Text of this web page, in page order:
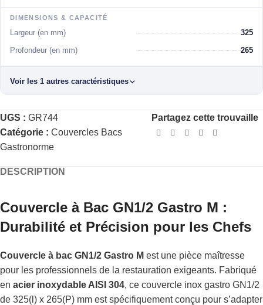
DIMENSIONS & CAPACITÉ
Largeur (en mm) 325
Profondeur (en mm) 265
Voir les 1 autres caractéristiques
UGS : GR744
Catégorie : Couvercles Bacs
Gastronorme
Partagez cette trouvaille
DESCRIPTION
Couvercle à Bac GN1/2 Gastro M :
Durabilité et Précision pour les Chefs
Couvercle à bac GN1/2 Gastro M est une pièce maîtresse
pour les professionnels de la restauration exigeants. Fabriqué
en acier inoxydable AISI 304, ce couvercle inox gastro GN1/2
de 325(l) x 265(P) mm est spécifiquement conçu pour s’adapter